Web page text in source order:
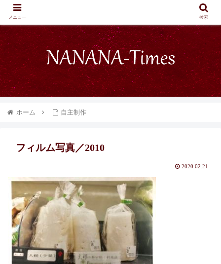
ホーム 自主制作
フィルム写真／2010
2020.02.21
メニュー 検索